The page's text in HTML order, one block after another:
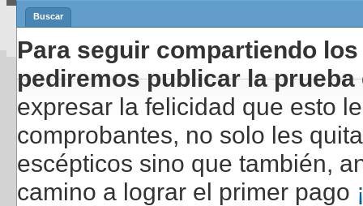
Buscar
Para seguir compartiendo
pediremos publicar la
expresar la felicidad que esto
comprobantes, no solo les
escépticos sino que también,
camino a lograr el primer pago